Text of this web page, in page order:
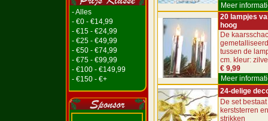
- Alles
- €0 - €14,99
- €15 - €24,99
- €25 - €49,99
- €50 - €74,99
- €75 - €99,99
- €100 - €149,99
- €150 - €+
Meer
20 lampjes
hoog
De
tussen de
cm. kleur:
€ 9,99
Meer
24-delige
De set
kerststerren
strikken